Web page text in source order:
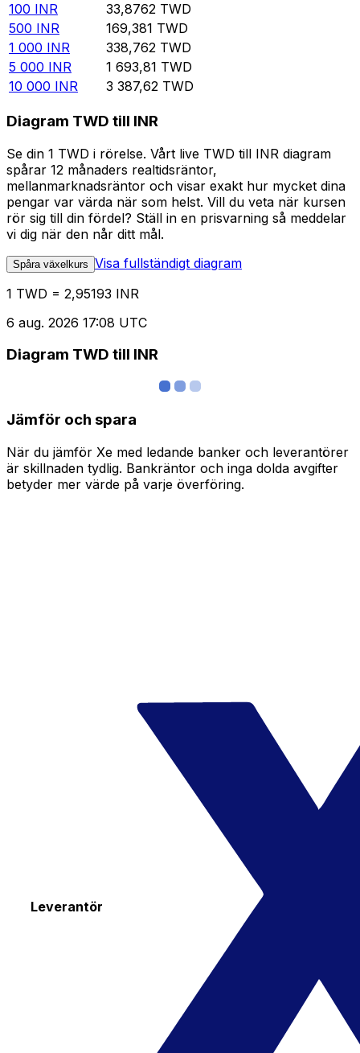
100 INR 33,8762 TWD
500 INR 169,381 TWD
1 000 INR 338,762 TWD
5 000 INR 1 693,81 TWD
10 000 INR 3 387,62 TWD
Diagram TWD till INR
Se din 1 TWD i rörelse. Vårt live TWD till INR diagram
spårar 12 månaders realtidsräntor,
mellanmarknadsräntor och visar exakt hur mycket dina
pengar var värda när som helst. Vill du veta när kursen
rör sig till din fördel? Ställ in en prisvarning så meddelar
vi dig när den når ditt mål.
Spåra växelkurs Visa fullständigt diagram
1 TWD = 2,95193 INR
6 aug. 2026 17:08 UTC
Diagram TWD till INR
Jämför och spara
När du jämför Xe med ledande banker och leverantörer
är skillnaden tydlig. Bankräntor och inga dolda avgifter
betyder mer värde på varje överföring.
Leverantör